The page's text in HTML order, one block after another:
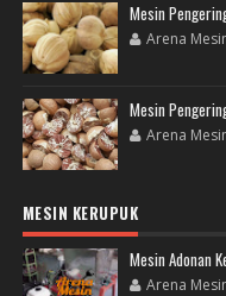
Mesin
Arena
Mesin
Arena
MESIN KERUPUK
Mesin Adonan
Arena